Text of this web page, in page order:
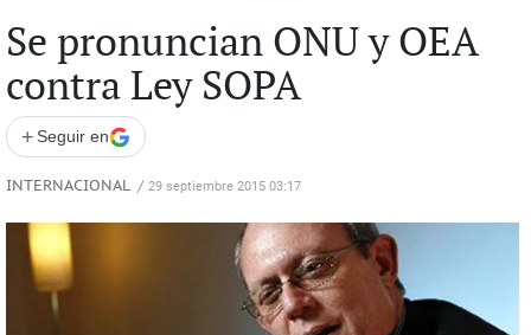
Se pronuncian ONU y OEA
contra Ley SOPA
+ Seguir en
INTERNACIONAL / 29 septiembre 2015 03:17